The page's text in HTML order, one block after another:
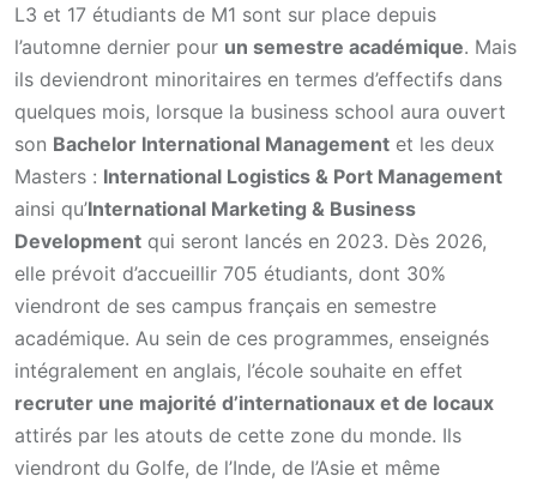
L3 et 17 étudiants de M1 sont sur place depuis
l’automne dernier pour un semestre académique. Mais
ils deviendront minoritaires en termes d’effectifs dans
quelques mois, lorsque la business school aura ouvert
son Bachelor International Management et les deux
Masters : International Logistics & Port Management
ainsi qu’International Marketing & Business
Development qui seront lancés en 2023. Dès 2026,
elle prévoit d’accueillir 705 étudiants, dont 30%
viendront de ses campus français en semestre
académique. Au sein de ces programmes, enseignés
intégralement en anglais, l’école souhaite en effet
recruter une majorité d’internationaux et de locaux
attirés par les atouts de cette zone du monde. Ils
viendront du Golfe, de l’Inde, de l’Asie et même